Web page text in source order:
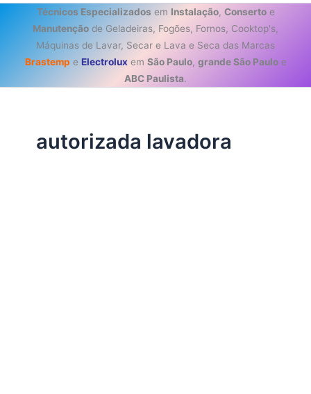
Técnicos Especializados em Instalação, Consertoe
Manutenção de Geladeiras, Fogões, Fornos, Cooktop's,
Máquinas de Lavar, Secar e Lava e Seca das Marcas
Brastemp e Electroluxem São Paulo, grande São Pauloe
ABC Paulista.
autorizada lavadora